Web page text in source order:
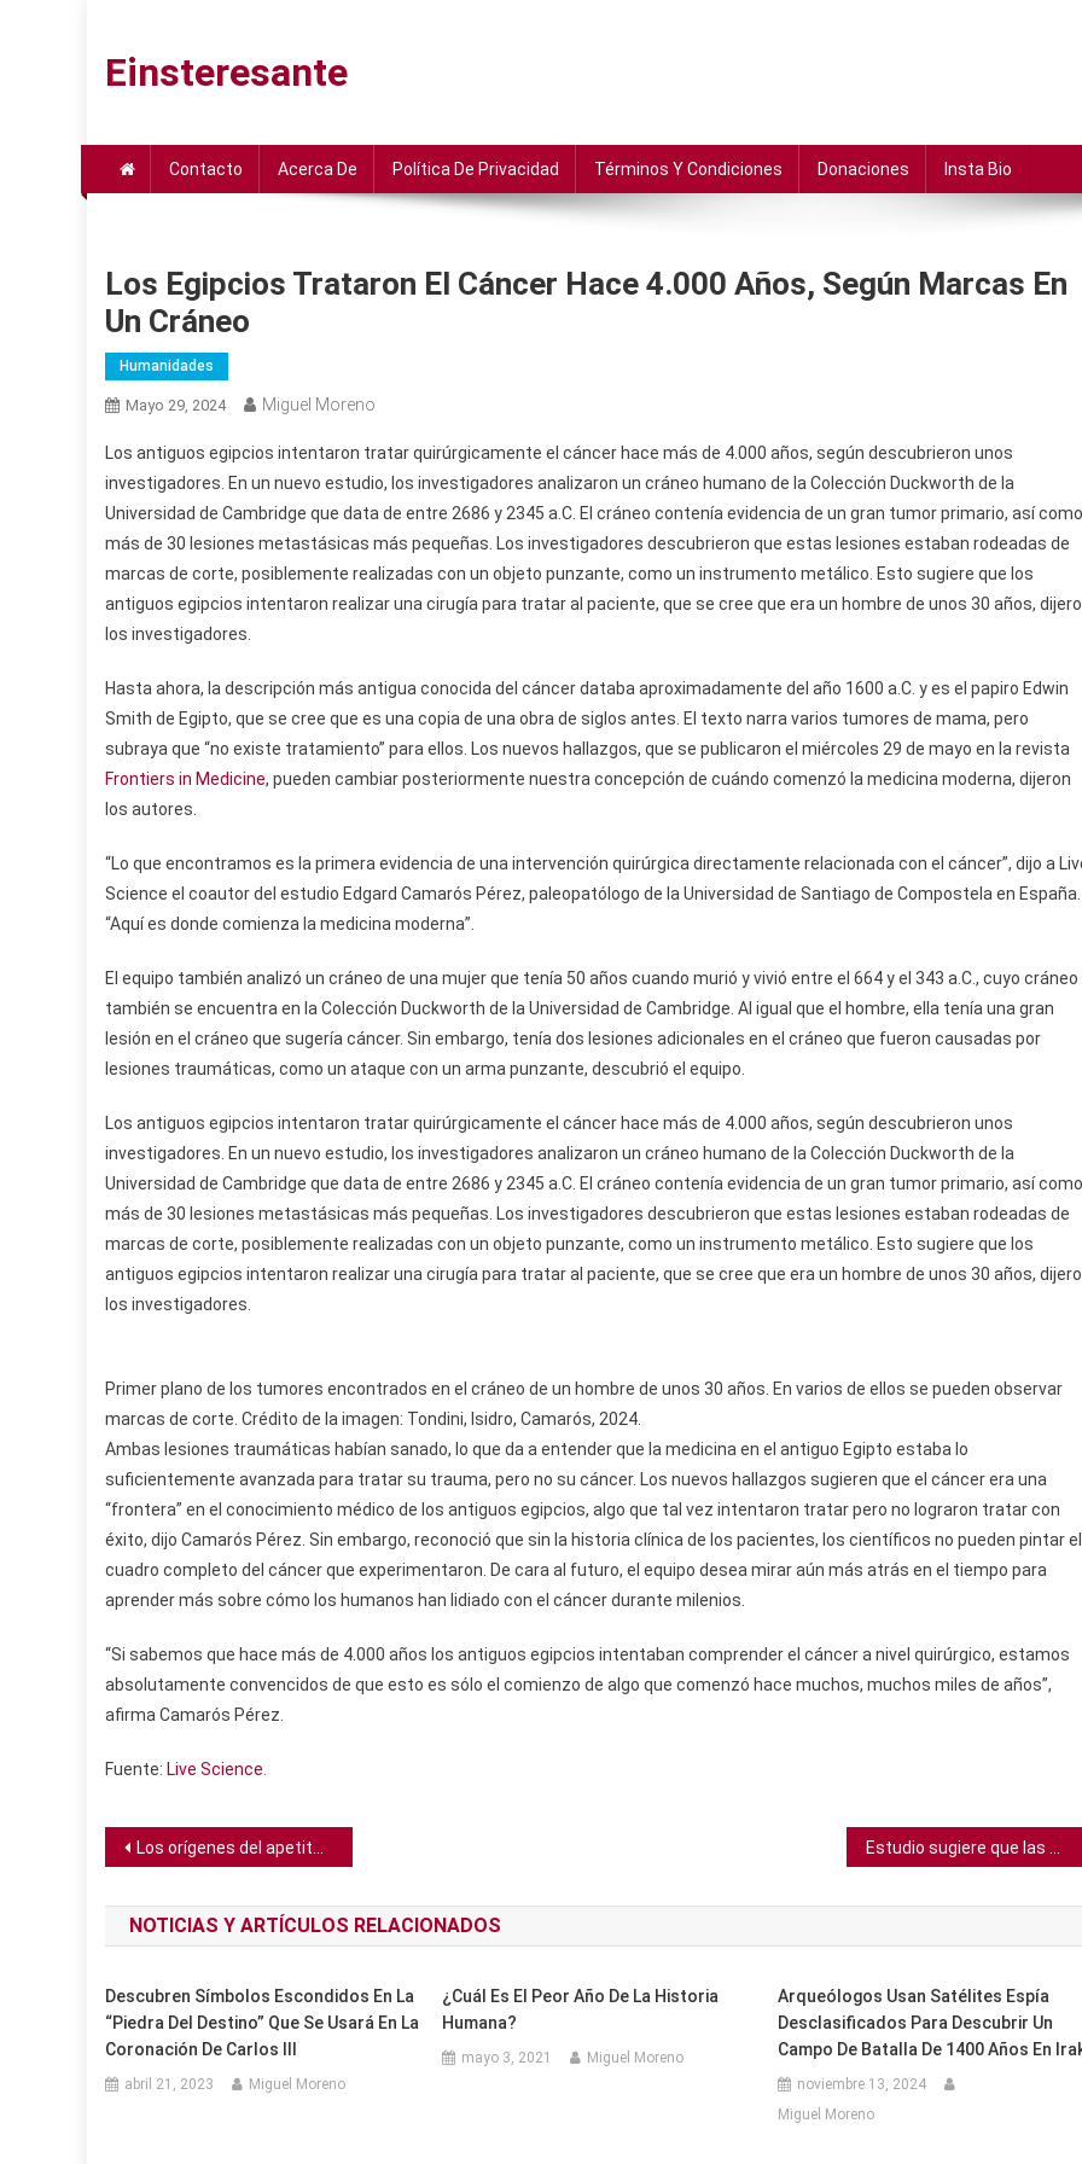
contenido
Einsteresante
Contacto Acerca De Política De Privacidad Términos Y Condiciones Donaciones Insta Bio
Los Egipcios Trataron El Cáncer Hace 4.000 Años, Según Marcas En
Un Cráneo
Humanidades
Mayo 29, 2024 Miguel Moreno
Los antiguos egipcios intentaron tratar quirúrgicamente el cáncer hace más de 4.000 años, según descubrieron unos
investigadores. En un nuevo estudio, los investigadores analizaron un cráneo humano de la Colección Duckworth de la
Universidad de Cambridge que data de entre 2686 y 2345 a.C. El cráneo contenía evidencia de un gran tumor primario, así como
más de 30 lesiones metastásicas más pequeñas. Los investigadores descubrieron que estas lesiones estaban rodeadas de
marcas de corte, posiblemente realizadas con un objeto punzante, como un instrumento metálico. Esto sugiere que los
antiguos egipcios intentaron realizar una cirugía para tratar al paciente, que se cree que era un hombre de unos 30 años,
los investigadores.
Hasta ahora, la descripción más antigua conocida del cáncer databa aproximadamente del año 1600 a.C. y es el papiro Edwin
Smith de Egipto, que se cree que es una copia de una obra de siglos antes. El texto narra varios tumores de mama, pero
subraya que “no existe tratamiento” para ellos. Los nuevos hallazgos, que se publicaron el miércoles 29 de mayo en la revista
Frontiers in Medicine, pueden cambiar posteriormente nuestra concepción de cuándo comenzó la medicina moderna, dijeron
los autores.
“Lo que encontramos es la primera evidencia de una intervención quirúrgica directamente relacionada con el cáncer”, dijo a
Science el coautor del estudio Edgard Camarós Pérez, paleopatólogo de la Universidad de Santiago de Compostela en España.
“Aquí es donde comienza la medicina moderna”.
El equipo también analizó un cráneo de una mujer que tenía 50 años cuando murió y vivió entre el 664 y el 343 a.C., cuyo cráneo
también se encuentra en la Colección Duckworth de la Universidad de Cambridge. Al igual que el hombre, ella tenía una gran
lesión en el cráneo que sugería cáncer. Sin embargo, tenía dos lesiones adicionales en el cráneo que fueron causadas por
lesiones traumáticas, como un ataque con un arma punzante, descubrió el equipo.
Los antiguos egipcios intentaron tratar quirúrgicamente el cáncer hace más de 4.000 años, según descubrieron unos
investigadores. En un nuevo estudio, los investigadores analizaron un cráneo humano de la Colección Duckworth de la
Universidad de Cambridge que data de entre 2686 y 2345 a.C. El cráneo contenía evidencia de un gran tumor primario, así como
más de 30 lesiones metastásicas más pequeñas. Los investigadores descubrieron que estas lesiones estaban rodeadas de
marcas de corte, posiblemente realizadas con un objeto punzante, como un instrumento metálico. Esto sugiere que los
antiguos egipcios intentaron realizar una cirugía para tratar al paciente, que se cree que era un hombre de unos 30 años,
los investigadores.
Primer plano de los tumores encontrados en el cráneo de un hombre de unos 30 años. En varios de ellos se pueden observar
marcas de corte. Crédito de la imagen: Tondini, Isidro, Camarós, 2024.
Ambas lesiones traumáticas habían sanado, lo que da a entender que la medicina en el antiguo Egipto estaba lo
suficientemente avanzada para tratar su trauma, pero no su cáncer. Los nuevos hallazgos sugieren que el cáncer era una
“frontera” en el conocimiento médico de los antiguos egipcios, algo que tal vez intentaron tratar pero no lograron tratar con
éxito, dijo Camarós Pérez. Sin embargo, reconoció que sin la historia clínica de los pacientes, los científicos no pueden pintar el
cuadro completo del cáncer que experimentaron. De cara al futuro, el equipo desea mirar aún más atrás en el tiempo para
aprender más sobre cómo los humanos han lidiado con el cáncer durante milenios.
“Si sabemos que hace más de 4.000 años los antiguos egipcios intentaban comprender el cáncer a nivel quirúrgico, estamos
absolutamente convencidos de que esto es sólo el comienzo de algo que comenzó hace muchos, muchos miles de años”,
afirma Camarós Pérez.
Fuente: Live Science
Navegación
de
entradas
Los orígenes del apetito son identificados en una criatura acuática sin cerebro
NOTICIAS Y ARTÍCULOS RELACIONADOS
Descubren Símbolos Escondidos En La
“Piedra Del Destino” Que Se Usará En La
Coronación De Carlos III
abril 21, 2023 Miguel Moreno
¿Cuál Es El Peor Año De La Historia
Humana?
mayo 3, 2021 Miguel Moreno
Arqueólogos Usan Satélites Espía
Desclasificados Para Descubrir Un
Campo De Batalla De 1400 Años En
noviembre 13, 2024
Miguel Moreno